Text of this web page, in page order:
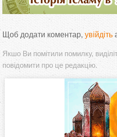
Щоб додати коментар, увійдіть
Якшо Ви помітили помилку,
повідомити про це редакцію.